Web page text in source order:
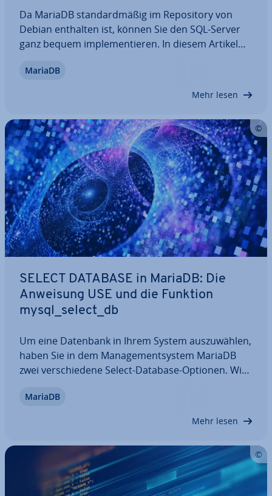
Da MariaDB stan­dard­mä­ßig im Re­po­si­to­ry von
Debian enthalten ist, können Sie den SQL-Server
ganz bequem im­ple­men­tie­ren. In diesem Artikel
12 in­stal­lie­ren, wie Sie die Software im Anschluss
kon­fi­gu­rie­ren und welche Mög­lich­kei­ten es…
MariaDB
Mehr lesen
SELECT DATABASE in MariaDB: Die
Anweisung USE und die Funktion
mysql_select_db
Um eine Datenbank in Ihrem System aus­zu­wäh­len,
haben Sie in dem Ma­nage­ment­sys­tem MariaDB
zwei ver­schie­de­ne Select-Database-Optionen. Wir
wie Sie die Anweisung USE in der Kom­man­do­zei­le
MariaDB
Mehr lesen